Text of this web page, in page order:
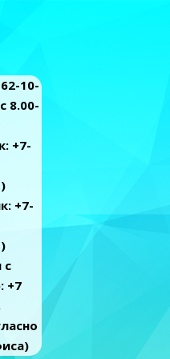
10-
8.00-
+7-
+7-
с
+7